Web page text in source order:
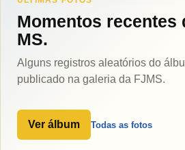
Momentos recentes
MS.
Alguns registros aleatórios do
publicado na galeria da FJMS.
Ver álbum Todas as fotos